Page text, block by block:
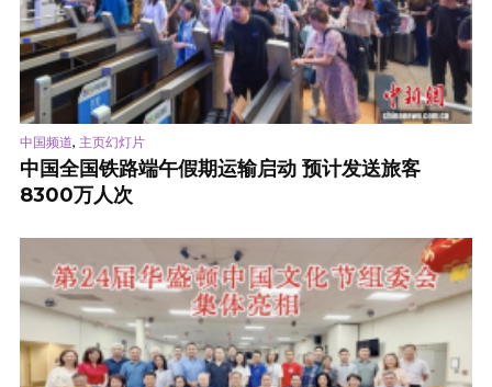
中国频道, 主页幻灯片
中国全国铁路端午假期运输启动 预计发送旅客
8300万人次